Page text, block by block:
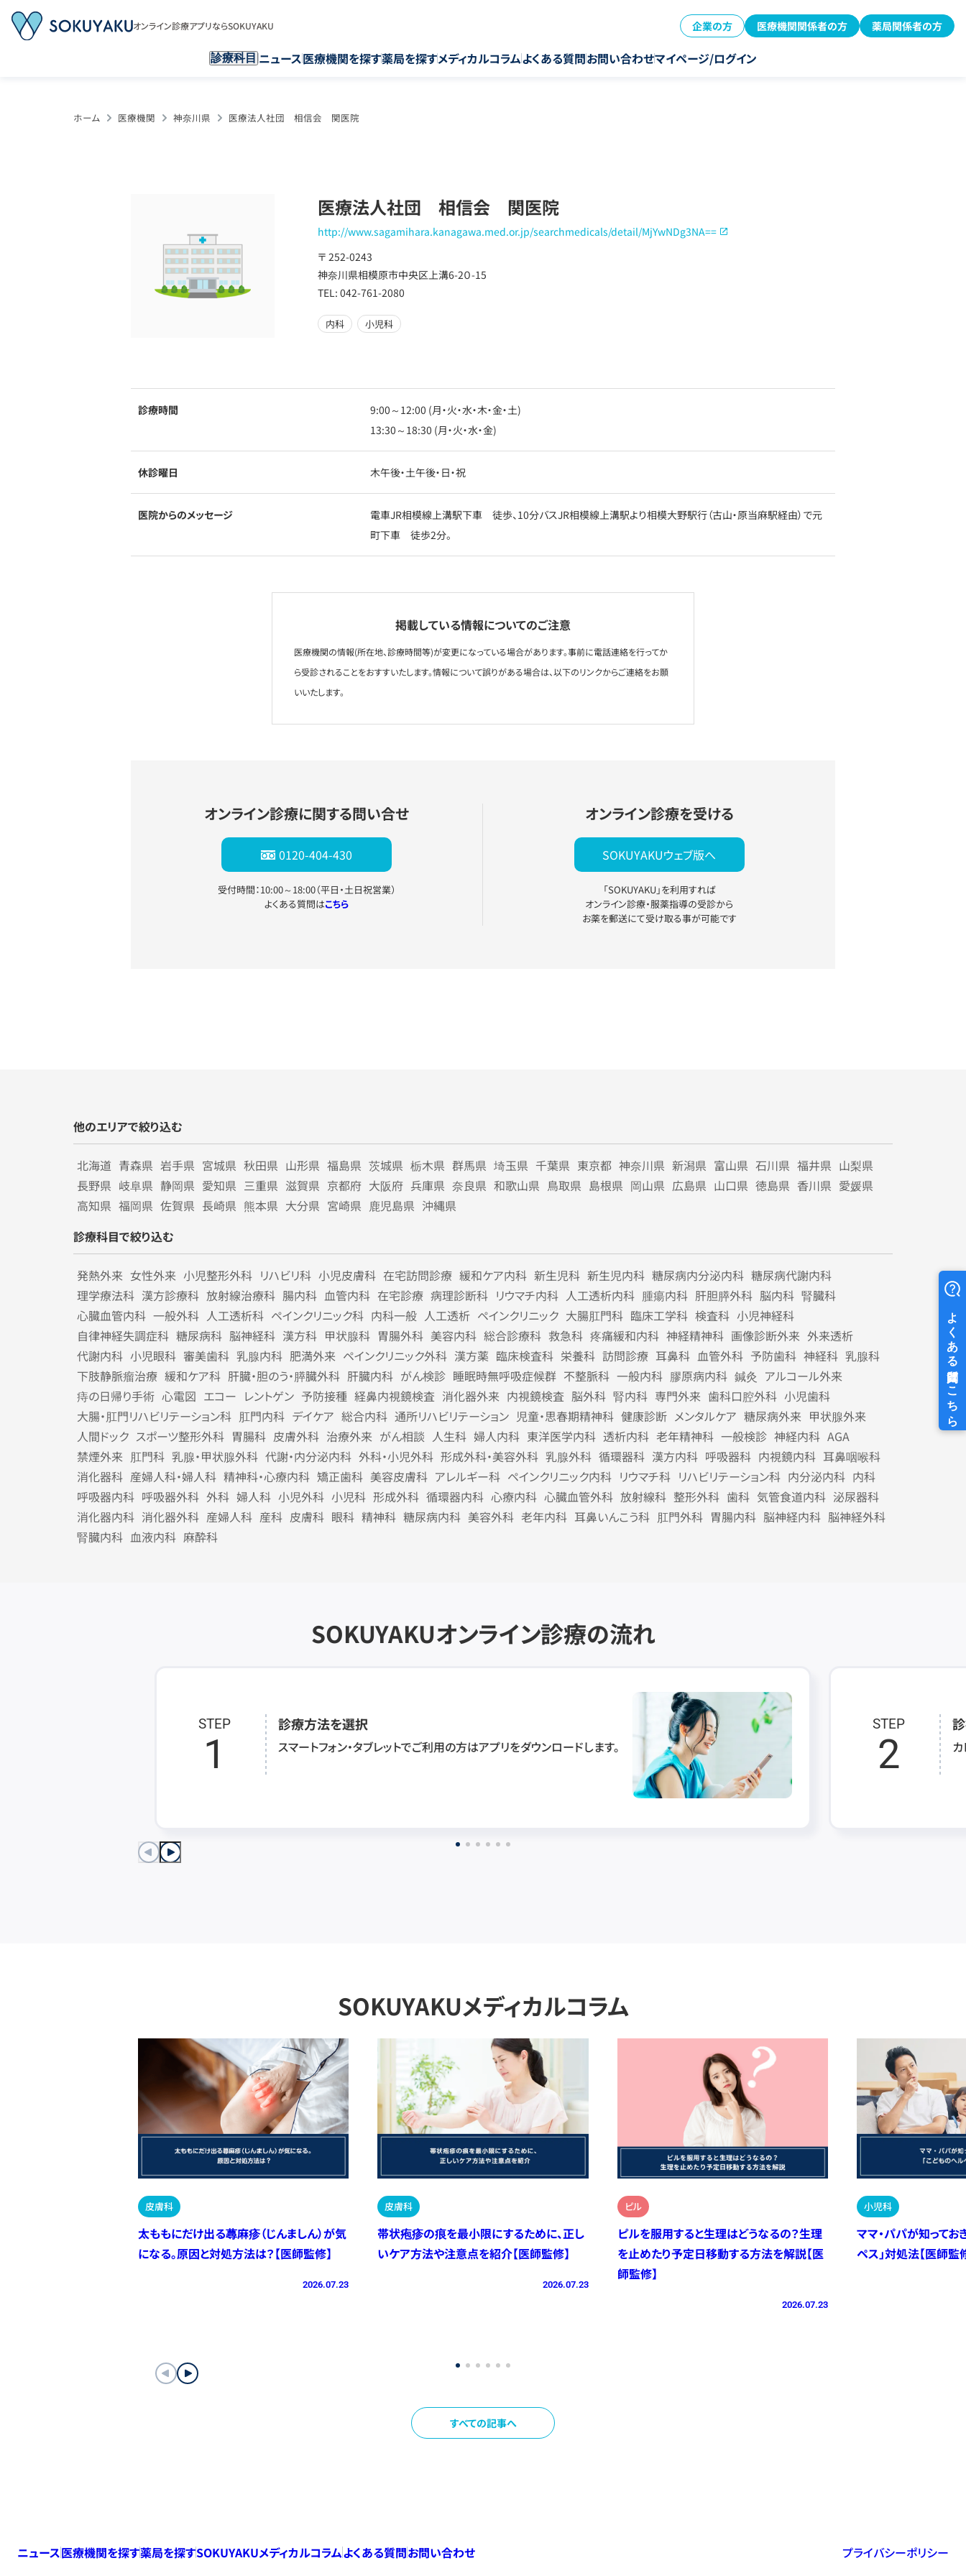
オンライン診療アプリならSOKUYAKU 企業の方 医療機関関係者の方 薬局関係者の方
診療科目 ニュース医療機関を探す薬局を探すメディカルコラムよくある質問お問い合わせマイページ/ログイン
ホーム 医療機関 神奈川県 医療法人社団 相信会 関医院
医療法人社団 相信会 関医院
http://www.sagamihara.kanagawa.med.or.jp/searchmedicals/detail/MjYwNDg3NA==
〒 252-0243
神奈川県相模原市中央区上溝6-2０-15
TEL: 042-761-2080
内科 小児科
診療時間
9:00～12:00 (月・火・水・木・金・土)
13:30～18:30 (月・火・水・金)
休診曜日 木午後・土午後・日・祝
医院からのメッセージ
電車JR相模線上溝駅下車 徒歩、10分バスJR相模線上溝駅より相模大野駅行（古山・原当麻駅経由）で元
町下車 徒歩2分。
掲載している情報についてのご注意
医療機関の情報(所在地、診療時間等)が変更になっている場合があります。事前に電話連絡を行ってか
ら受診されることをおすすいたします。情報について誤りがある場合は、以下のリンクからご連絡をお願
いいたします。
オンライン診療に関する問い合せ
0120-404-430
受付時間：10:00～18:00（平日・土日祝営業）
よくある質問はこちら
オンライン診療を受ける
SOKUYAKUウェブ版へ
「SOKUYAKU」を利用すれば
オンライン診療・服薬指導の受診から
お薬を郵送にて受け取る事が可能です
他のエリアで絞り込む
北海道 青森県 岩手県 宮城県 秋田県 山形県 福島県 茨城県 栃木県 群馬県 埼玉県 千葉県 東京都 神奈川県 新潟県 富山県 石川県 福井県 山梨県
長野県 岐阜県 静岡県 愛知県 三重県 滋賀県 京都府 大阪府 兵庫県 奈良県 和歌山県 鳥取県 島根県 岡山県 広島県 山口県 徳島県 香川県 愛媛県
高知県 福岡県 佐賀県 長崎県 熊本県 大分県 宮崎県 鹿児島県 沖縄県
診療科目で絞り込む
発熱外来 女性外来 小児整形外科 リハビリ科 小児皮膚科 在宅訪問診療 緩和ケア内科 新生児科 新生児内科 糖尿病内分泌内科 糖尿病代謝内科
理学療法科 漢方診療科 放射線治療科 腸内科 血管内科 在宅診療 病理診断科 リウマチ内科 人工透析内科 腫瘍内科 肝胆膵外科 脳内科 腎臓科
心臓血管内科 一般外科 人工透析科 ペインクリニック科 内科一般 人工透析 ペインクリニック 大腸肛門科 臨床工学科 検査科 小児神経科
自律神経失調症科 糖尿病科 脳神経科 漢方科 甲状腺科 胃腸外科 美容内科 総合診療科 救急科 疼痛緩和内科 神経精神科 画像診断外来 外来透析
代謝内科 小児眼科 審美歯科 乳腺内科 肥満外来 ペインクリニック外科 漢方薬 臨床検査科 栄養科 訪問診療 耳鼻科 血管外科 予防歯科 神経科 乳腺科
下肢静脈瘤治療 緩和ケア科 肝臓・胆のう・膵臓外科 肝臓内科 がん検診 睡眠時無呼吸症候群 不整脈科 一般内科 膠原病内科 鍼灸 アルコール外来
痔の日帰り手術 心電図 エコー レントゲン 予防接種 経鼻内視鏡検査 消化器外来 内視鏡検査 脳外科 腎内科 専門外来 歯科口腔外科 小児歯科
大腸・肛門リハビリテーション科 肛門内科 デイケア 総合内科 通所リハビリテーション 児童・思春期精神科 健康診断 メンタルケア 糖尿病外来 甲状腺外来
人間ドック スポーツ整形外科 胃腸科 皮膚外科 治療外来 がん相談 人生科 婦人内科 東洋医学内科 透析内科 老年精神科 一般検診 神経内科 AGA
禁煙外来 肛門科 乳腺・甲状腺外科 代謝・内分泌内科 外科・小児外科 形成外科・美容外科 乳腺外科 循環器科 漢方内科 呼吸器科 内視鏡内科 耳鼻咽喉科
消化器科 産婦人科・婦人科 精神科・心療内科 矯正歯科 美容皮膚科 アレルギー科 ペインクリニック内科 リウマチ科 リハビリテーション科 内分泌内科 内科
呼吸器内科 呼吸器外科 外科 婦人科 小児外科 小児科 形成外科 循環器内科 心療内科 心臓血管外科 放射線科 整形外科 歯科 気管食道内科 泌尿器科
消化器内科 消化器外科 産婦人科 産科 皮膚科 眼科 精神科 糖尿病内科 美容外科 老年内科 耳鼻いんこう科 肛門外科 胃腸内科 脳神経内科 脳神経外科
腎臓内科 血液内科 麻酔科
SOKUYAKUオンライン診療の流れ
STEP
1
診療方法を選択
スマートフォン・タブレットでご利用の方はアプリをダウンロードします。
STEP
2
SOKUYAKUメディカルコラム
皮膚科
太ももにだけ出る蕁麻疹（じんましん）が気
になる。原因と対処方法は？【医師監修】
2026.07.23
皮膚科
帯状疱疹の痕を最小限にするために、正し
いケア方法や注意点を紹介【医師監修】
2026.07.23
ピル
ピルを服用すると生理はどうなるの？生理
を止めたり予定日移動する方法を解説【医
師監修】
2026.07.23
小児科
ママ・パパが知ってお
ペス」対処法【医師監
すべての記事へ
ニュース医療機関を探す薬局を探すSOKUYAKUメディカルコラムよくある質問お問い合わせ プライバシーポリシー